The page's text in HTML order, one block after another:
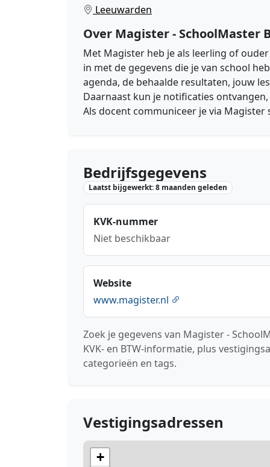
Leeuwarden
Over Magister - SchoolMaster
Met Magister heb je als leerling of
in met de gegevens die je van school
agenda, de behaalde resultaten, jouw
Daarnaast kun je notificaties
Als docent communiceer je via
Bedrijfsgegevens
Laatst bijgewerkt: 8 maanden geleden
KVK-nummer
Niet beschikbaar
Website
www.magister.nl
Zoek je gegevens van Magister -
KVK- en BTW-informatie, plus
categorieën en tags.
Vestigingsadressen
+